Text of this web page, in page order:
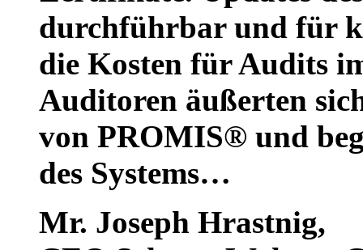
durchführbar und für
die Kosten für Audits
Auditoren äußerten
von PROMIS® und
des Systems…
Mr. Joseph Hrastnig,